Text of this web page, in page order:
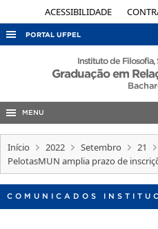
ACESSIBILIDADE
PORTAL UFPEL
ACESSO À INFORMAÇÃO
EDITAIS
INTERNACIONAL
OUVIDORIA
Instituto de
Graduação em
MENU
Início 2022 Setembro
21
PelotasMUN amplia prazo de
COMUNICADOS